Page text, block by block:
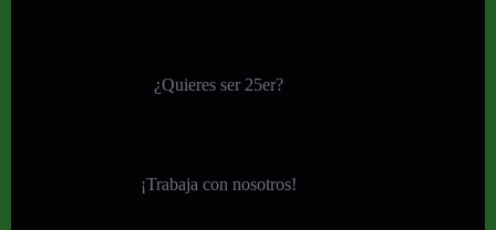
¿Quieres ser 25er?
¡Trabaja con nosotros!